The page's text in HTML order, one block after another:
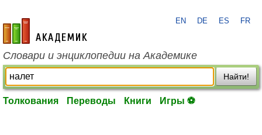
academic.ru
EN DE ES FR
Словари и энциклопедии на Академике
Найти!
Толкования Переводы Книги Игры ⚽